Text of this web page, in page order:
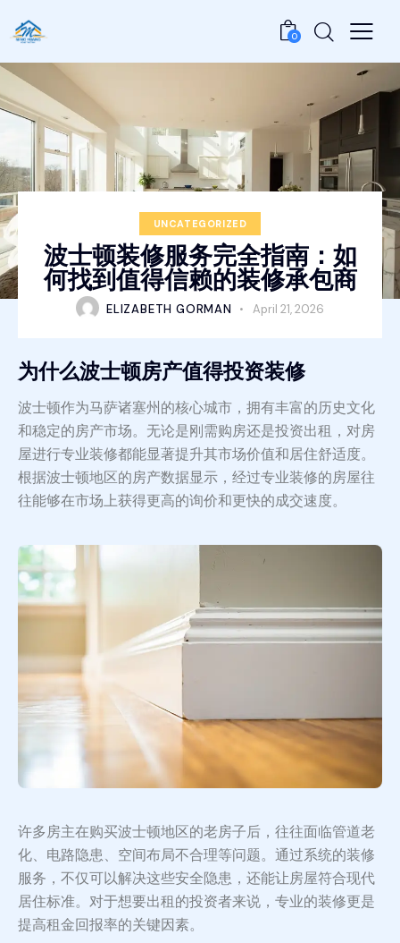
0
UNCATEGORIZED
波士顿装修服务完全指南：如
何找到值得信赖的装修承包商
ELIZABETH GORMAN April 21, 2026
为什么波士顿房产值得投资装修
波士顿作为马萨诸塞州的核心城市，拥有丰富的历史文化
和稳定的房产市场。无论是刚需购房还是投资出租，对房
屋进行专业装修都能显著提升其市场价值和居住舒适度。
根据波士顿地区的房产数据显示，经过专业装修的房屋往
往能够在市场上获得更高的询价和更快的成交速度。
许多房主在购买波士顿地区的老房子后，往往面临管道老
化、电路隐患、空间布局不合理等问题。通过系统的装修
服务，不仅可以解决这些安全隐患，还能让房屋符合现代
居住标准。对于想要出租的投资者来说，专业的装修更是
提高租金回报率的关键因素。